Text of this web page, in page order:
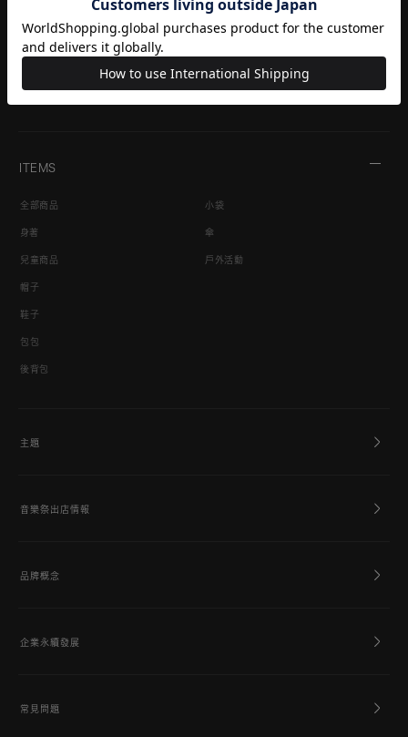
ITEMS
全部商品
身著
兒童商品
帽子
鞋子
包包
後背包
小袋
傘
戶外活動
主題
音樂祭出店情報
品牌概念
企業永續發展
常見問題